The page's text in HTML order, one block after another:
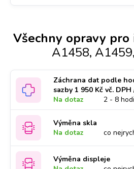
Všechny opravy pro
A1458,
Záchrana dat podle
sazby 1 950 Kč vč.
Na dotaz
2 - 8
Výměna skla
Na dotaz
co
Výměna displeje